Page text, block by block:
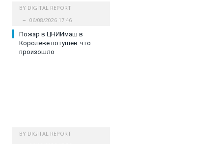
BY DIGITAL REPORT
06/08/2026 17:46
Пожар в ЦНИИмаш в
Королёве потушен: что
произошло
BY DIGITAL REPORT